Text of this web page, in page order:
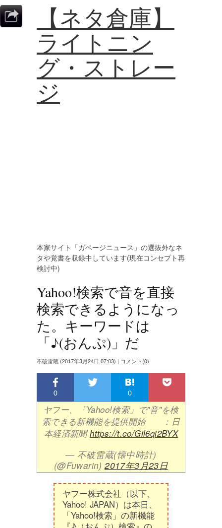
【ネタ倉庫】
ライトニン
グ・ストレー
ジ
本家サイト「ガベージニュース」の選抜外なネ
タや覚書を収録中しています(現在コンセプト再
検討中)
Yahoo!検索で音を直接
検索できるようになっ
た。キーワードは
「♪(おんぷ)」だ
不破雷蔵 (2017年3月24日 07:03) | コメント(0)
0 0
ヤフー、「Yahoo!検索」で"音"を検
索できる新機能を提供開始 ：日
本経済新聞https://t.co/Gil6qi2BYX
— 不破雷蔵(懐中時計)
(@Fuwarin)2017年3月23日
ヤフー株式会社（以下、
Yahoo! JAPAN）は本日、
「Yahoo!検索」の新機能